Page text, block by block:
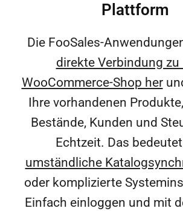
Plattform
Die FooSales-
direkte Verbindung zu
WooCommerce-Shop her
Ihre vorhandenen
Bestände, Kunden und
Echtzeit. Das bedeutet
umständliche
oder komplizierte
Einfach einloggen und mit